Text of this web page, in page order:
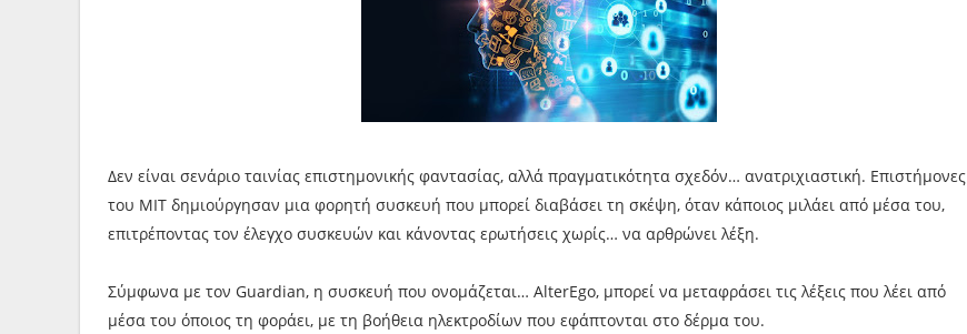
Δεν είναι σενάριο ταινίας επιστημονικής φαντασίας, αλλά πραγματικότητα σχεδόν… ανατριχιαστική. Επιστήμονες
του MIT δημιούργησαν μια φορητή συσκευή που μπορεί διαβάσει τη σκέψη, όταν κάποιος μιλάει από μέσα του,
επιτρέποντας τον έλεγχο συσκευών και κάνοντας ερωτήσεις χωρίς… να αρθρώνει λέξη.
Σύμφωνα με τον Guardian, η συσκευή που ονομάζεται… AlterEgo, μπορεί να μεταφράσει τις λέξεις που λέει από
μέσα του όποιος τη φοράει, με τη βοήθεια ηλεκτροδίων που εφάπτονται στο δέρμα του.